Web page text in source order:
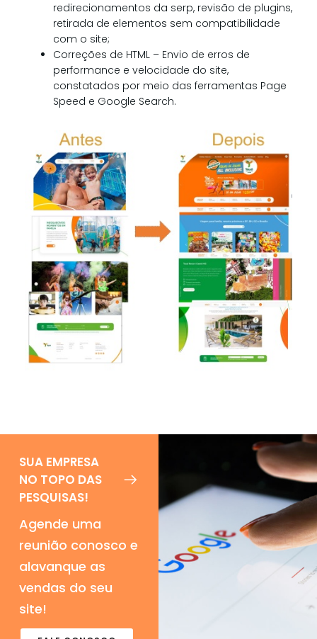
redirecionamentos da serp, revisão de plugins,
retirada de elementos sem compatibilidade
com o site;
Correções de HTML – Envio de erros de
performance e velocidade do site,
constatados por meio das ferramentas Page
Speed e Google Search.
SUA EMPRESA
NO TOPO DAS
PESQUISAS!
Agende uma
reunião conosco e
alavanque as
vendas do seu
site!